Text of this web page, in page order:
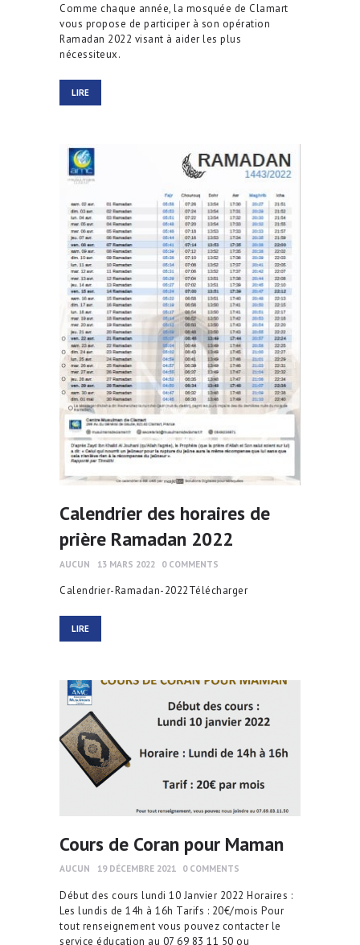
Comme chaque année, la mosquée de Clamart
vous propose de participer à son opération
Ramadan 2022 visant à aider les plus
nécessiteux.
LIRE
Calendrier des horaires de
prière Ramadan 2022
AUCUN 13 MARS 2022 0 COMMENTS
Calendrier-Ramadan-2022Télécharger
LIRE
Cours de Coran pour Maman
AUCUN 19 DÉCEMBRE 2021 0 COMMENTS
Début des cours lundi 10 Janvier 2022 Horaires :
Les lundis de 14h à 16h Tarifs : 20€/mois Pour
tout renseignement vous pouvez contacter le
service éducation au 07 69 83 11 50 ou